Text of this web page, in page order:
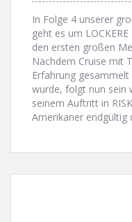
In Folge 4 unserer
geht es um
den ersten großen
Nachdem Cruise mit
Erfahrung
wurde, folgt nun sein
seinem Auftritt in
Amerikaner endgültig